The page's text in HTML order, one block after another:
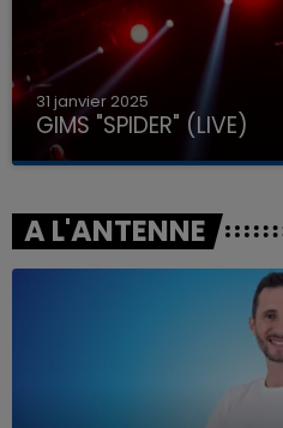
31 janvier 2025
GIMS "SPIDER" (LIVE)
A L'ANTENNE